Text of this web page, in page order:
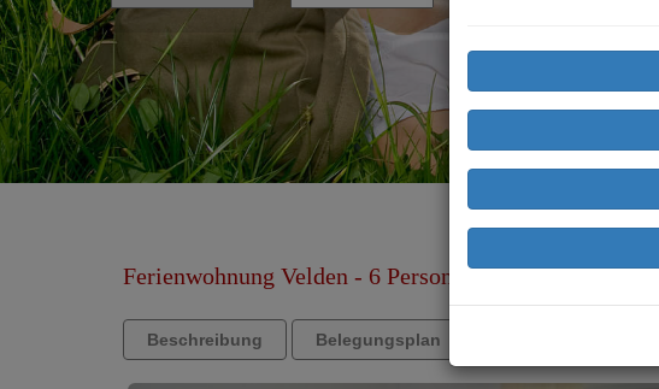
Ferienwohnung Velden - 6 Personen
Beschreibung Belegungsplan